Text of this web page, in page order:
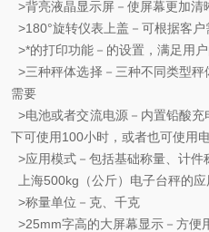
>背亮液晶显示屏－使屏幕更加
>180°旋转仪表上盖－可根据客
>*的打印功能－的设置，满足用
>三种秤体选择－三种不同类型
需要
>电池或者交流电源－内置铅酸
下可使用100小时，或者也可使用
>应用模式－包括基础称量、计件
上海500kg（公斤）电子台秤的
>称量单位－克、千克
>25mm字高的大屏幕显示－方便